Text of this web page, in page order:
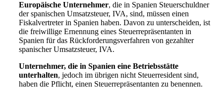
Europäische Unternehmer, die in Spanien Steuerschuldner
der spanischen Umsatzsteuer, IVA, sind, müssen einen
Fiskalvertreter in Spanien haben. Davon zu unterscheiden, ist
die freiwillige Ernennung eines Steuerrepräsentanten in
Spanien für das Rückforderungsverfahren von gezahlter
spanischer Umsatzsteuer, IVA.
Unternehmer, die in Spanien eine Betriebsstätte
unterhalten, jedoch im übrigen nicht Steuerresident sind,
haben die Pflicht, einen Steuerrepräsentanten zu benennen.